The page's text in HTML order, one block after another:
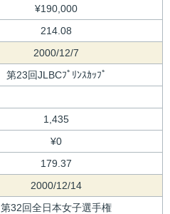
¥190,000
214.08
2000/12/7
第23回JLBCﾌﾟﾘﾝｽｶｯﾌﾟ
1,435
¥0
179.37
2000/12/14
第32回全日本女子選手権